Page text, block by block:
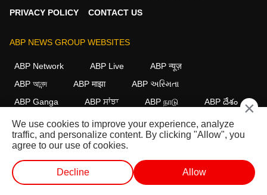
PRIVACY POLICY
CONTACT US
ABP NEWS GROUP WEBSITES
ABP Network ABP Live
ABP न्यूज़
ABP আনন্দ
ABP माझा
ABP અસ્મિતા
ABP Ganga
ABP ਸਾਂਝਾ ABP நாடு ABP దేశం
FOLLOW US
This website follows the DNPA Code of Ethics. Copyright@2026.
All rights reserved.
×
We use cookies to improve your experience, analyze
traffic, and personalize content. By clicking "Allow", you
agree to our use of cookies.
Decline Allow